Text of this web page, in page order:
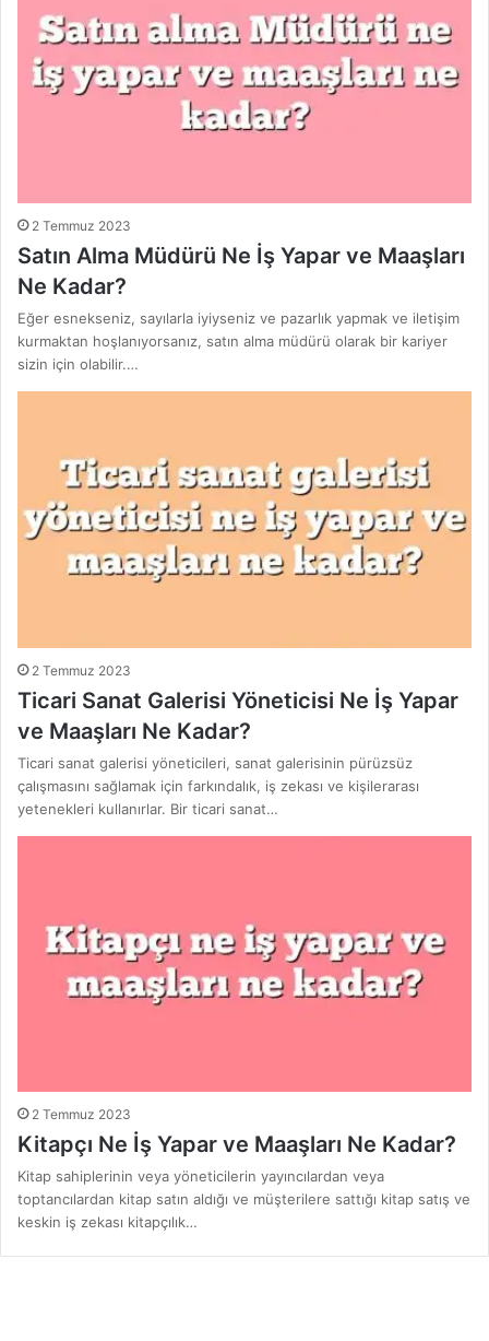
2 Temmuz 2023
Satın Alma Müdürü Ne İş Yapar ve Maaşları
Ne Kadar?
Eğer esnekseniz, sayılarla iyiyseniz ve pazarlık yapmak ve iletişim
kurmaktan hoşlanıyorsanız, satın alma müdürü olarak bir kariyer
sizin için olabilir.…
2 Temmuz 2023
Ticari Sanat Galerisi Yöneticisi Ne İş Yapar
ve Maaşları Ne Kadar?
Ticari sanat galerisi yöneticileri, sanat galerisinin pürüzsüz
çalışmasını sağlamak için farkındalık, iş zekası ve kişilerarası
yetenekleri kullanırlar. Bir ticari sanat…
2 Temmuz 2023
Kitapçı Ne İş Yapar ve Maaşları Ne Kadar?
Kitap sahiplerinin veya yöneticilerin yayıncılardan veya
toptancılardan kitap satın aldığı ve müşterilere sattığı kitap satış ve
keskin iş zekası kitapçılık…